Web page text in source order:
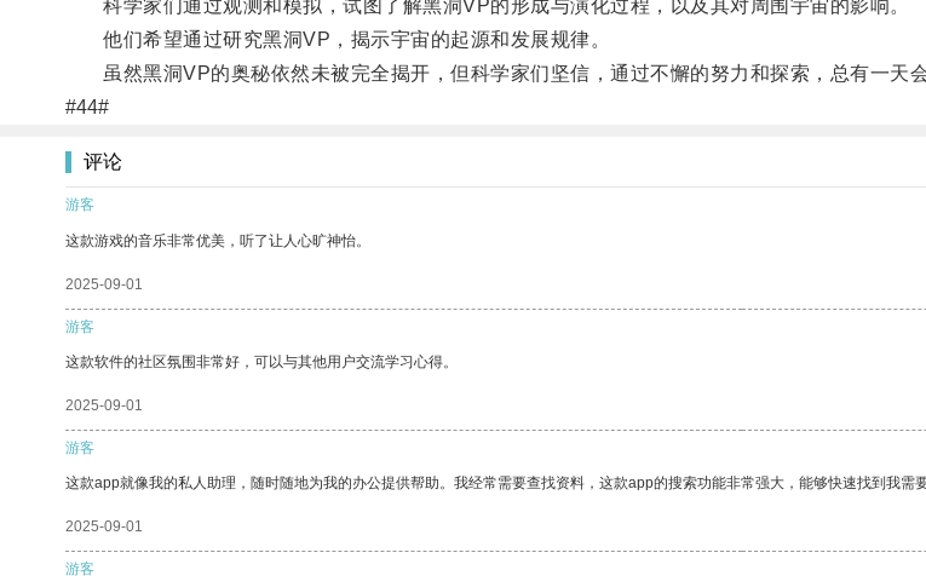
科学家们通过观测和模拟，试图了解黑洞VP的形成与演化过程，以及其对周围宇宙的影响。
他们希望通过研究黑洞VP，揭示宇宙的起源和发展规律。
虽然黑洞VP的奥秘依然未被完全揭开，但科学家们坚信，通过不懈的努力和探索，总有一天会
#44#
评论
游客
这款游戏的音乐非常优美，听了让人心旷神怡。
2025-09-01
游客
这款软件的社区氛围非常好，可以与其他用户交流学习心得。
2025-09-01
游客
这款app就像我的私人助理，随时随地为我的办公提供帮助。我经常需要查找资料，这款app的搜索功能非常强大，能够快速找到我需要
2025-09-01
游客